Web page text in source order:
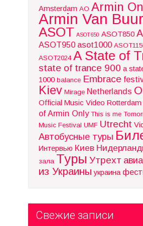
Amsterdam AO Armin
Armin Van
ASOT ASOT650 ASOT850
ASOT950 asot1000
ASOT2024 A State of
state of trance 900 a
1000 balance Embrace
Kiev Mirage Netherlands
Official Music Video Rotterdam
of Armin Only This is me
Music Festival UMF Utrecht
Автобусные туры
Интервью Киев
зала Туры Утрехт
из Украины украина
Свежие записи